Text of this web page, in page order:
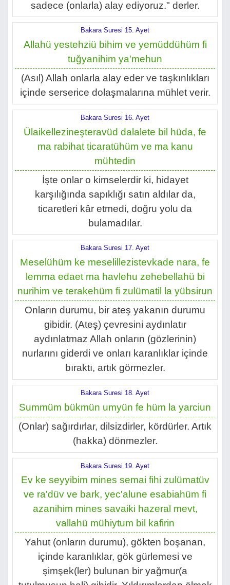
sadece (onlarla) alay ediyoruz." derler.
Bakara Suresi 15. Ayet
Allahü yestehziü bihim ve yemüddühüm fi
tuğyanihim ya'mehun
(Asıl) Allah onlarla alay eder ve taşkınlıkları
içinde serserice dolaşmalarına mühlet verir.
Bakara Suresi 16. Ayet
Ülaikellezineşteravüd dalalete bil hüda, fe
ma rabihat ticaratühüm ve ma kanu
mühtedin
İşte onlar o kimselerdir ki, hidayet
karşılığında sapıklığı satın aldılar da,
ticaretleri kâr etmedi, doğru yolu da
bulamadılar.
Bakara Suresi 17. Ayet
Meselühüm ke meselillezistevkade nara, fe
lemma edaet ma havlehu zehebellahü bi
nurihim ve terakehüm fi zulümatil la yübsirun
Onların durumu, bir ateş yakanın durumu
gibidir. (Ateş) çevresini aydınlatır
aydınlatmaz Allah onların (gözlerinin)
nurlarını giderdi ve onları karanlıklar içinde
bıraktı, artık görmezler.
Bakara Suresi 18. Ayet
Summüm bükmün umyün fe hüm la yarciun
(Onlar) sağırdırlar, dilsizdirler, kördürler. Artık
(hakka) dönmezler.
Bakara Suresi 19. Ayet
Ev ke seyyibim mines semai fihi zulümatüv
ve ra'düv ve bark, yec'alune esabiahüm fi
azanihim mines savaiki hazeral mevt,
vallahü mühiytum bil kafirin
Yahut (onların durumu), gökten boşanan,
içinde karanlıklar, gök gürlemesi ve
şimşek(ler) bulunan bir yağmur(a